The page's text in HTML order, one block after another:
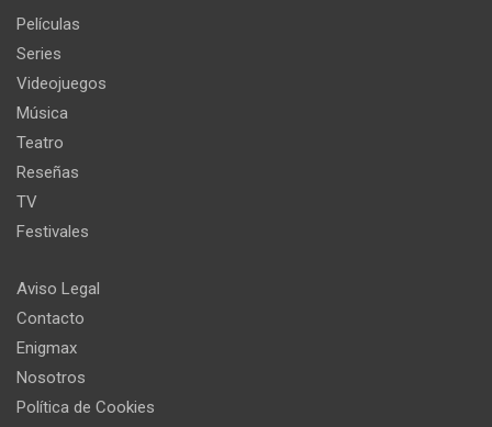
Películas
Series
Videojuegos
Música
Teatro
Reseñas
TV
Festivales
Aviso Legal
Contacto
Enigmax
Nosotros
Política de Cookies